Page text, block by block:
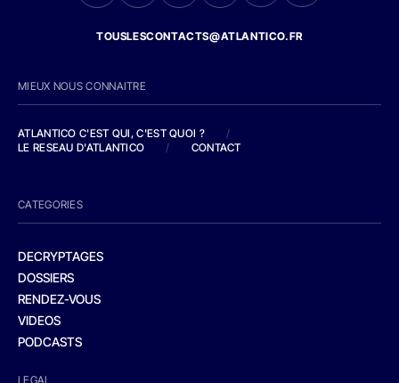
TOUSLESCONTACTS@ATLANTICO.FR
MIEUX NOUS CONNAITRE
ATLANTICO C'EST QUI, C'EST QUOI ?
/
LE RESEAU D'ATLANTICO
/ CONTACT
CATEGORIES
DECRYPTAGES
DOSSIERS
RENDEZ-VOUS
VIDEOS
PODCASTS
LEGAL